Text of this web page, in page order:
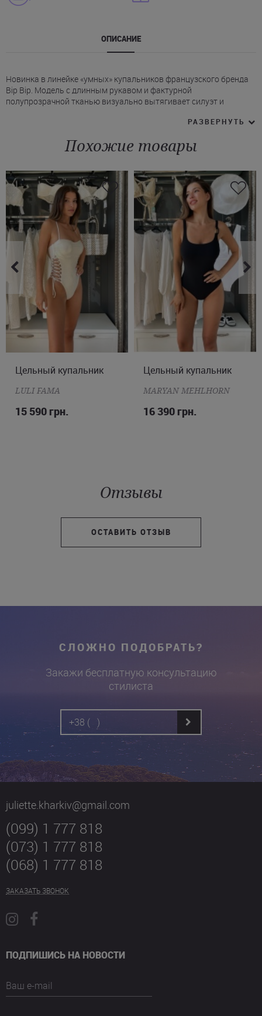
ОПИСАНИЕ
Новинка в линейке «умных» купальников французского бренда
Bip Bip. Модель с длинным рукавом и фактурной
полупрозрачной тканью визуально вытягивает силуэт и
эластичному материалу купальник идеально садится по фигуре.
* Материал: микроперфорированная ткань с SPF 35, устойчивая
к воздействию воды и солнца.
* Посадка: высокая по линии бедра, классический крой низа.
* Рукав: длинный, облегающий.
* Цвет: бежевый / золотой, принт.
В интернет-магазине Juliette легко купить цельный купальник
Bip-Bip с доставкой в Ужгород, Днепр, Черкассы и другие города
Украины.
РАЗВЕРНУТЬ
Похожие товары
S M
Цельный купальник
LULI FAMA
15 590 грн.
M L XL 2XL
Цельный купальник
MARYAN MEHLHORN
16 390 грн.
Отзывы
ОСТАВИТЬ ОТЗЫВ
СЛОЖНО ПОДОБРАТЬ?
Закажи бесплатную консультацию
стилиста
juliette.kharkiv@gmail.com
(099) 1 777 818
(073) 1 777 818
(068) 1 777 818
ЗАКАЗАТЬ ЗВОНОК
ПОДПИШИСЬ НА НОВОСТИ
Ваш e-mail